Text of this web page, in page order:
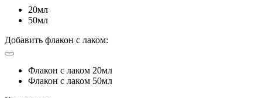
20мл
50мл
Добавить флакон с лаком:
Флакон с лаком 20мл
Флакон с лаком 50мл